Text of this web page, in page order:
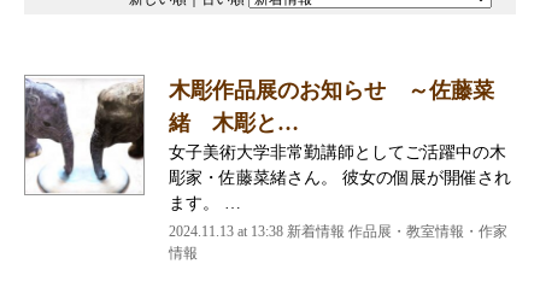
木彫作品展のお知らせ ～佐藤菜
緒 木彫と…
女子美術大学非常勤講師としてご活躍中の木
彫家・佐藤菜緒さん。 彼女の個展が開催され
ます。 …
2024.11.13 at 13:38 新着情報 作品展・教室情報・作家
情報